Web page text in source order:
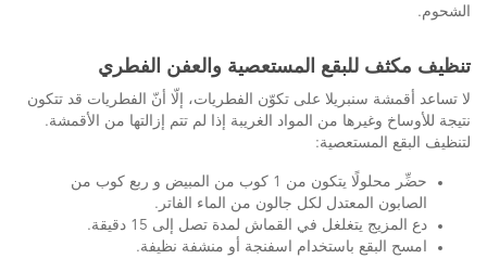
الشحوم.
تنظيف مكثف للبقع المستعصية والعفن الفطري
لا تساعد أقمشة سنبريلا على تكوّن الفطريات، إلّا أنّ الفطريات قد تتكون
نتيجة للأوساخ وغيرها من المواد الغريبة إذا لم تتم إزالتها من الأقمشة.
لتنظيف البقع المستعصية:
حضِّر محلولًا يتكون من 1 كوب من المبيض و ربع كوب من
الصابون المعتدل لكل جالون من الماء الفاتر.
دع المزيج يتغلغل في القماش لمدة تصل إلى 15 دقيقة.
امسح البقع باستخدام اسفنجة أو منشفة نظيفة.